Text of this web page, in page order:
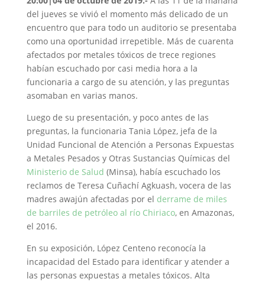
del jueves se vivió el momento más delicado de un
encuentro que para todo un auditorio se presentaba
como una oportunidad irrepetible. Más de cuarenta
afectados por metales tóxicos de trece regiones
habían escuchado por casi media hora a la
funcionaria a cargo de su atención, y las preguntas
asomaban en varias manos.
Luego de su presentación, y poco antes de las
preguntas, la funcionaria Tania López, jefa de la
Unidad Funcional de Atención a Personas Expuestas
a Metales Pesados y Otras Sustancias Químicas del
Ministerio de Salud (Minsa), había escuchado los
reclamos de Teresa Cuñachí Agkuash, vocera de las
madres awajún afectadas por el derrame de miles
de barriles de petróleo al río Chiriaco, en Amazonas,
el 2016.
En su exposición, López Centeno reconocía la
incapacidad del Estado para identificar y atender a
las personas expuestas a metales tóxicos. Alta